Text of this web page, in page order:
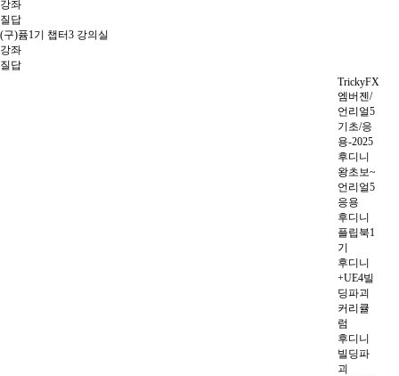
강좌
질답
(구)퓸1기 챕터3 강의실
강좌
질답
TrickyFX
엠버젠/
언리얼5
기초/응
용-2025
후디니
왕초보~
언리얼5
응용
후디니
플립북1
기
후디니
+UE4빌
딩파괴
커리큘
럼
후디니
빌딩파
괴